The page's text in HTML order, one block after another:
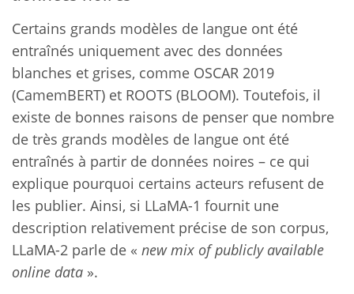
Certains grands modèles de langue ont été
entraînés uniquement avec des données
blanches et grises, comme OSCAR 2019
(CamemBERT) et ROOTS (BLOOM). Toutefois, il
existe de bonnes raisons de penser que nombre
de très grands modèles de langue ont été
entraînés à partir de données noires – ce qui
explique pourquoi certains acteurs refusent de
les publier. Ainsi, si LLaMA-1 fournit une
description relativement précise de son corpus,
LLaMA-2 parle de « new mix of publicly available
online data ».